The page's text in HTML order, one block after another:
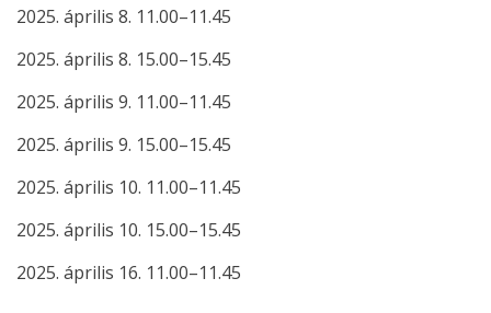
2025. április 8. 11.00–11.45
2025. április 8. 15.00–15.45
2025. április 9. 11.00–11.45
2025. április 9. 15.00–15.45
2025. április 10. 11.00–11.45
2025. április 10. 15.00–15.45
2025. április 16. 11.00–11.45